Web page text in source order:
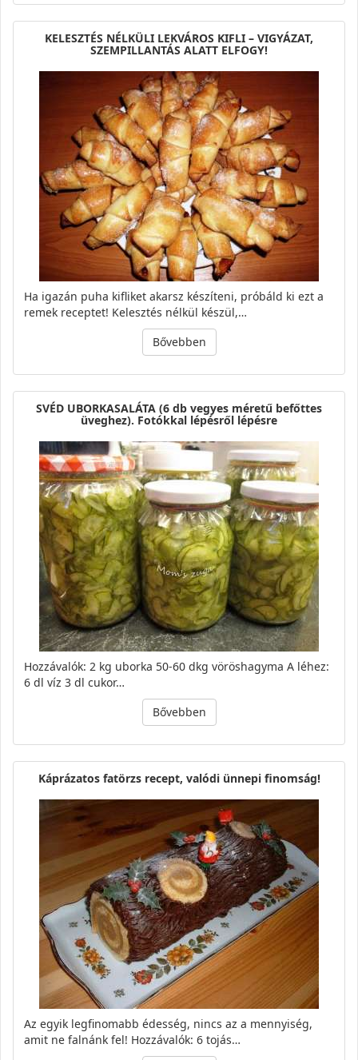
KELESZTÉS NÉLKÜLI LEKVÁROS KIFLI – VIGYÁZAT,
SZEMPILLANTÁS ALATT ELFOGY!
Ha igazán puha kifliket akarsz készíteni, próbáld ki ezt a
remek receptet! Kelesztés nélkül készül,…
Bővebben
SVÉD UBORKASALÁTA (6 db vegyes méretű befőttes
üveghez). Fotókkal lépésről lépésre
Hozzávalók: 2 kg uborka 50-60 dkg vöröshagyma A léhez:
6 dl víz 3 dl cukor…
Bővebben
Káprázatos fatörzs recept, valódi ünnepi finomság!
Az egyik legfinomabb édesség, nincs az a mennyiség,
amit ne falnánk fel! Hozzávalók: 6 tojás…